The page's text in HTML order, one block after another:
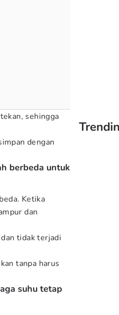
sehingga
dengan
berbeda untuk
Ketika
dan
tidak terjadi
tanpa harus
suhu tetap